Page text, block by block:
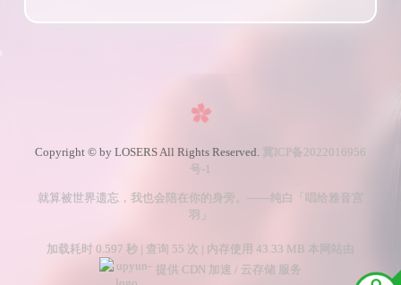
Copyright © by LOSERS All Rights Reserved. 冀ICP备2022016956
号-1
就算被世界遗忘，我也会陪在你的身旁。——纯白「唱给雅音宫
羽」
加载耗时 0.597 秒 | 查询 55 次 | 内存使用 43.33 MB 本网站由
提供 CDN 加速 / 云存储 服务